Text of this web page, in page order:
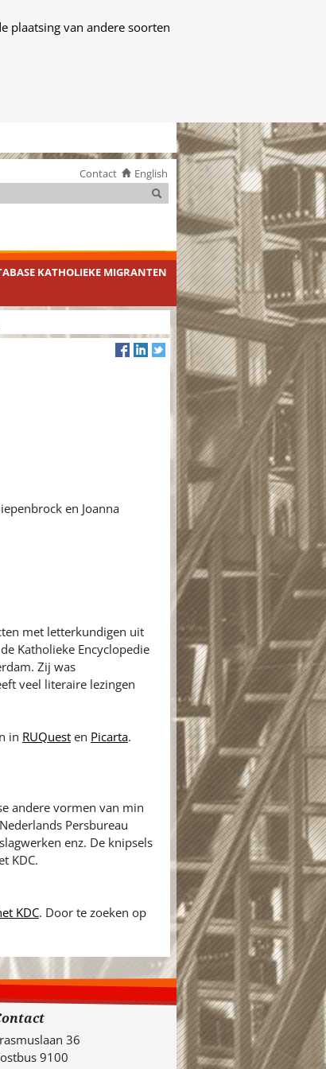
plaatsing van andere soorten
Contact English
Zoeken
Zoeken
KATHOLIEKE MIGRANTEN
en Joanna
met letterkundigen uit
Katholieke Encyclopedie
Zij was
veel literaire lezingen
in RUQuesten Picarta.
andere vormen van min
Persbureau
enz. De knipsels
KDC.
KDC. Door te zoeken op
36
9100